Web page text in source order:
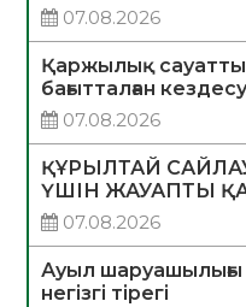
07.08.2026
Қаржылық
бағытталған
07.08.2026
ҚҰРЫЛТАЙ
ҮШІН ЖАУАПТЫ
07.08.2026
Ауыл шаруашылығы
негізгі тірегі